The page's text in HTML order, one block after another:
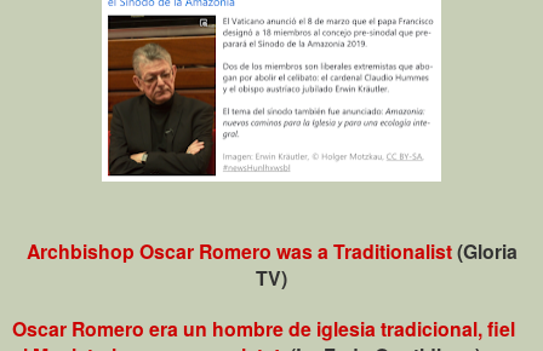
Archbishop Oscar Romero was a Traditionalist(Gloria
TV)
Oscar Romero era un hombre de iglesia tradicional, fiel